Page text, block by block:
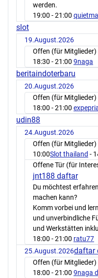
werden.
19:00 - 21:00
slot
19.August.2026
Offen (für Mitglieder)
18:30 - 21:00 9naga
beritaindoterbaru
20.August.2026
Offen (für Mitglieder)
18:00 - 21:00
udin88
24.August.2026
Offen (für Mitglieder)
10:00Slot thailand -
Offene Tür (für
jnt188 daftar
Du möchtest
machen kann?
Komm vorbei und
und unverbindliche
und Werkstätten
18:00 - 21:00 ratu77
25.August.2026daftar
Offen (für Mitglieder)
18:00 - 21:00 9naga